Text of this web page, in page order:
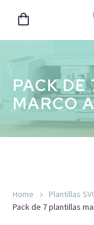
PACK
MARCO
Home Plantillas
Pack de 7 plantillas